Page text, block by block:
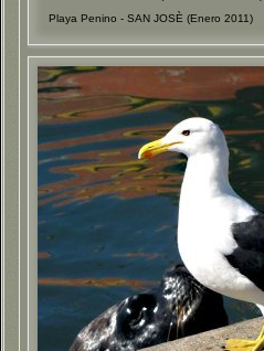
Playa Penino - SAN JOSÈ (Enero 2011)